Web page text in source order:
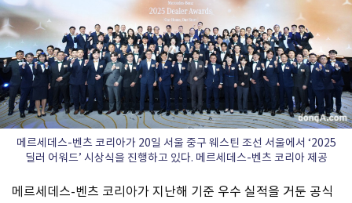
메르세데스-벤츠 코리아가 20일 서울 중구 웨스틴 조선 서울에서 ‘2025
딜러 어워드’ 시상식을 진행하고 있다. 메르세데스-벤츠 코리아 제공
메르세데스-벤츠 코리아가 지난해 기준 우수 실적을 거둔 공식